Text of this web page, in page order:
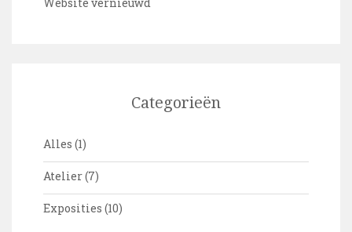
Categorieën
Alles (1)
Atelier(7)
Exposities (10)